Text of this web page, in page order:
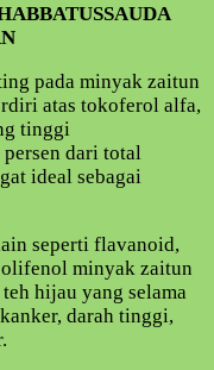
pada minyak zaitun
atas tokoferol alfa,
tinggi
dari total
ideal sebagai
seperti flavanoid,
minyak zaitun
hijau yang selama
darah tinggi,